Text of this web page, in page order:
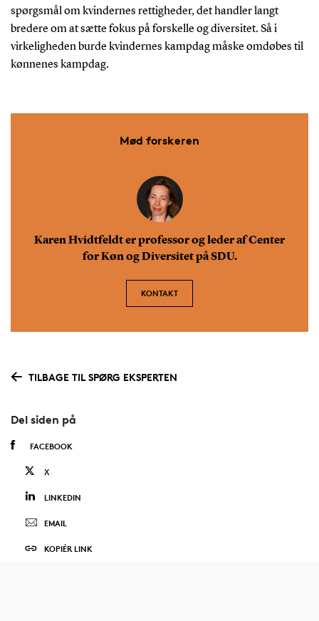
spørgsmål om kvindernes rettigheder, det handler langt
bredere om at sætte fokus på forskelle og diversitet. Så i
virkeligheden burde kvindernes kampdag måske omdøbes til
kønnenes kampdag.
Mød forskeren
Karen Hvidtfeldt er professor og leder af Center
for Køn og Diversitet på SDU.
KONTAKT
TILBAGE TIL SPØRG EKSPERTEN
Del siden på
FACEBOOK
X
LINKEDIN
EMAIL
KOPIÉR LINK